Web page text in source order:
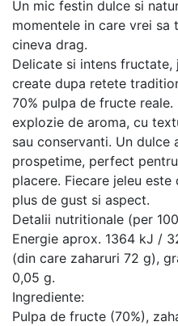
Un mic festin dulce si
momentele in care vrei sa
cineva drag.
Delicate si intens fructate,
create dupa retete
70% pulpa de fructe
explozie de aroma, cu
sau conservanti. Un
prospetime, perfect
placere. Fiecare jeleu
plus de gust si aspect.
Detalii nutritionale (per
Energie aprox. 1364 kJ /
(din care zaharuri 72 g),
0,05 g.
Ingrediente:
Pulpa de fructe (70%),